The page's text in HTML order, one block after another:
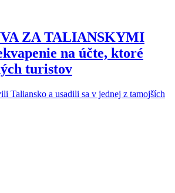
ZA TALIANSKYMI
na účte, ktoré
turistov
Taliansko a usadili sa v jednej z tamojších